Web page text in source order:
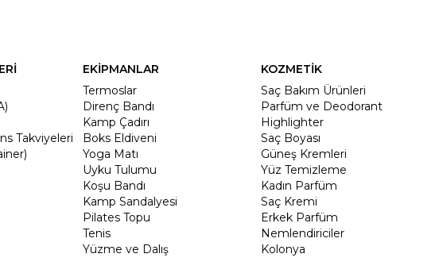
Takviyeleri
EKİPMANLAR
Termoslar
Direnç Bandı
Kamp Çadırı
Boks Eldiveni
Yoga Matı
Uyku Tulumu
Koşu Bandı
Kamp Sandalyesi
Pilates Topu
Tenis
Yüzme ve Dalış
KOZMETİK
Saç Bakım Ürünleri
Parfüm ve Deodorant
Highlighter
Saç Boyası
Güneş Kremleri
Yüz Temizleme
Kadın Parfüm
Saç Kremi
Erkek Parfüm
Nemlendiriciler
Kolonya